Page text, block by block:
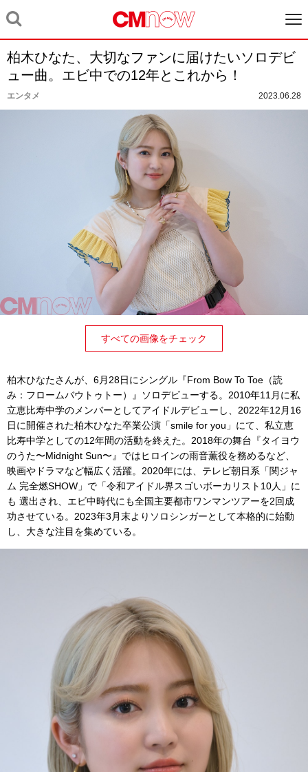
柏木ひなた、大切なファンに届けたいソロデビ
ュー曲。エビ中での12年とこれから！
エンタメ 2023.06.28
すべての画像をチェック
柏木ひなたさんが、6月28日にシングル『From Bow To Toe（読
み：フロームバウトゥトー）』ソロデビューする。2010年11月に私
立恵比寿中学のメンバーとしてアイドルデビューし、2022年12月16
日に開催された柏木ひなた卒業公演「smile for you」にて、私立恵
比寿中学としての12年間の活動を終えた。2018年の舞台『タイヨウ
のうた〜Midnight Sun〜』ではヒロインの雨音薫役を務めるなど、
映画やドラマなど幅広く活躍。2020年には、テレビ朝日系「関ジャ
ム 完全燃SHOW」で「令和アイドル界スゴいボーカリスト10人」に
も 選出され、エビ中時代にも全国主要都市ワンマンツアーを2回成
功させている。2023年3月末よりソロシンガーとして本格的に始動
し、大きな注目を集めている。